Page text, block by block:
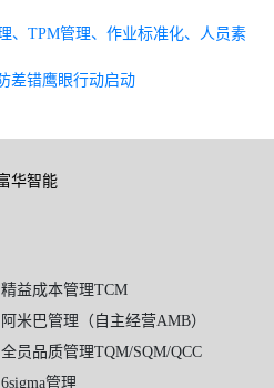
、TPM管理、作业标准化、人员素
差错鹰眼行动启动
华智能
精益成本管理TCM
阿米巴管理（自主经营AMB）
全员品质管理TQM/SQM/QCC
6sigma管理